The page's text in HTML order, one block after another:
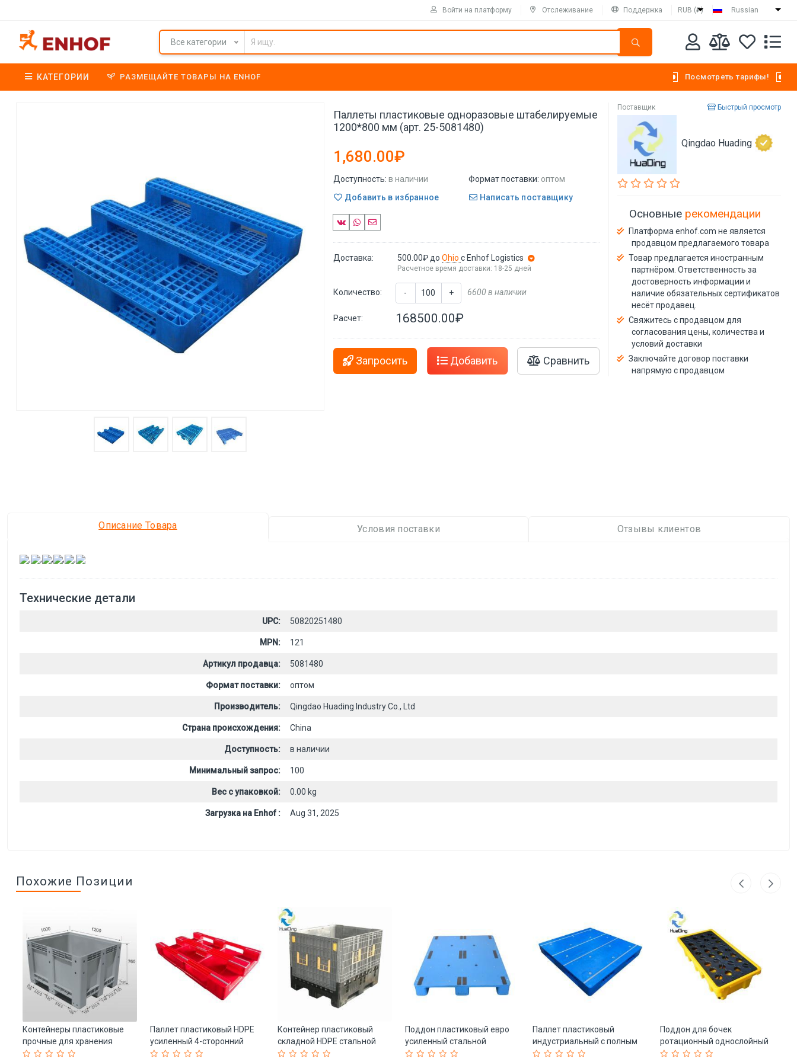
Войти на платформу Отслеживание Поддержка RUB (₽) Russian
Все категории
КАТЕГОРИИ РАЗМЕЩАЙТЕ ТОВАРЫ НА ENHOF Посмотреть тарифы!
Паллеты пластиковые одноразовые штабелируемые
1200*800 мм (арт. 25-5081480)
1,680.00₽
Доступность: в наличии Формат поставки: оптом
Добавить в избранное
Написать поставщику
Доставка: 500.00₽ доOhioс Enhof Logistics
Расчетное время доставки: 18-25 дней
Количество: - + 6600 в наличии
Расчет: 168500.00₽
Запросить Добавить Сравнить
Поставщик Быстрый просмотр
Qingdao Huading
Основные рекомендации
Платформа enhof.com не является
продавцом предлагаемого товара
Товар предлагается иностранным
партнёром. Ответственность за
достоверность информации и
наличие обязательных сертификатов
несёт продавец.
Свяжитесь с продавцом для
согласования цены, количества и
условий доставки
Заключайте договор поставки
напрямую с продавцом
Описание Товара Условия поставки Отзывы клиентов
, , , , ,
Технические детали
UPC: 50820251480
MPN: 121
Артикул продавца: 5081480
Формат поставки: оптом
Производитель: Qingdao Huading Industry Co., Ltd
Страна происхождения: China
Доступность: в наличии
Минимальный запрос: 100
Вес с упаковкой: 0.00 kg
Загрузка на Enhof : Aug 31, 2025
Похожие Позиции
Контейнеры пластиковые
прочные для хранения
1200*1000 (арт. 25-5081855)
Паллет пластиковый HDPE
усиленный 4-сторонний
1200x800 мм (арт. 25-
Контейнер пластиковый
складной HDPE стальной
паллетный (арт. 25-5081893)
Поддон пластиковый евро
усиленный стальной
1200x1000 мм (арт. 25-
Паллет пластиковый
индустриальный с полным
периметром 1200x1000 мм
Поддон для бочек
ротационный однослойный
4-сторонний (арт. 25-